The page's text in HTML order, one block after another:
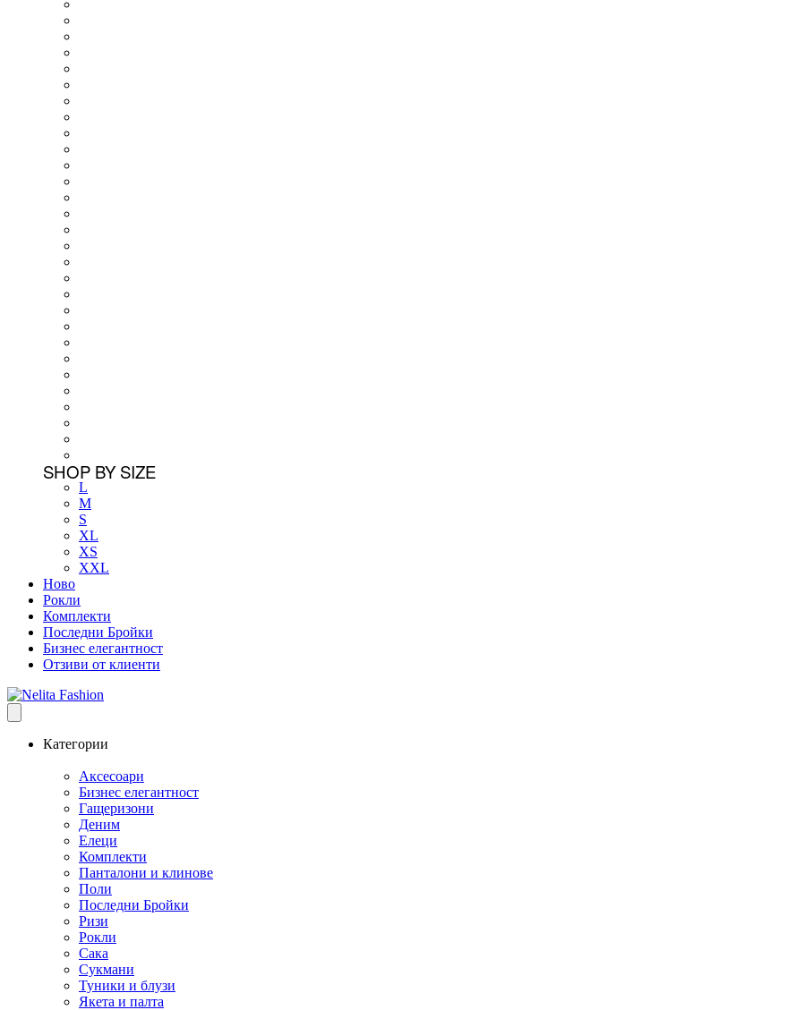
SHOP BY SIZE
L
M
S
XL
XS
XXL
Ново
Рокли
Комплекти
Последни Бройки
Бизнес елегантност
Отзиви от клиенти
Категории
Аксесоари
Бизнес елегантност
Гащеризони
Деним
Елеци
Комплекти
Панталони и клинове
Поли
Последни Бройки
Ризи
Рокли
Сака
Сукмани
Туники и блузи
Якета и палта